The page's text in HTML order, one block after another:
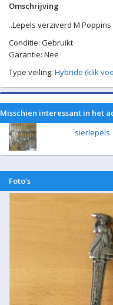
Omschrijving
..Lepels verziverd M
Conditie: Gebruikt
Garantie: Nee
Type veiling: Hybride (klik
Misschien interessant in het
sierlepels
Foto's